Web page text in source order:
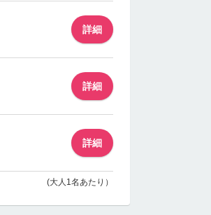
詳細
詳細
詳細
(大人1名あたり）